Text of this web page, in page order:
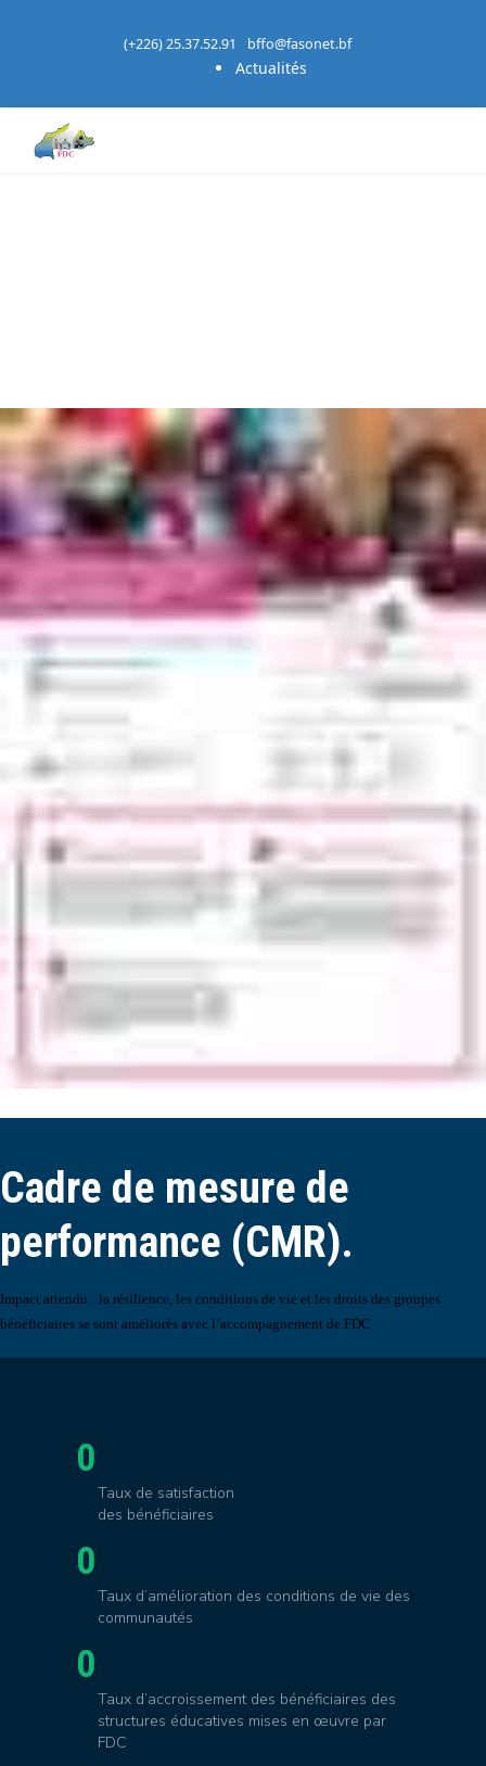
(+226) 25.37.52.91 bffo@fasonet.bf
Actualités
Cadre de mesure de
performance (CMR).
Impact attendu : la résilience, les conditions de vie et les droits des groupes
bénéficiaires se sont améliorés avec l’accompagnement de FDC
0
Taux de satisfaction
des bénéficiaires
0
Taux d’amélioration des conditions de vie des
communautés
0
Taux d’accroissement des bénéficiaires des
structures éducatives mises en œuvre par
FDC